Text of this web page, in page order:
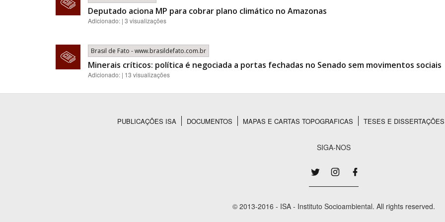
Deputado aciona MP para cobrar plano climático no Amazonas
Adicionado: | 3 visualizações
Brasil de Fato - www.brasildefato.com.br
Minerais críticos: política é negociada a portas fechadas no Senado sem movimentos sociais
Adicionado: | 13 visualizações
PUBLICAÇÕES ISA DOCUMENTOS MAPAS E CARTAS TOPOGRAFICAS TESES E DISSERTAÇÕES
SIGA-NOS
© 2013-2016 - ISA - Instituto Socioambiental. All rights reserved.